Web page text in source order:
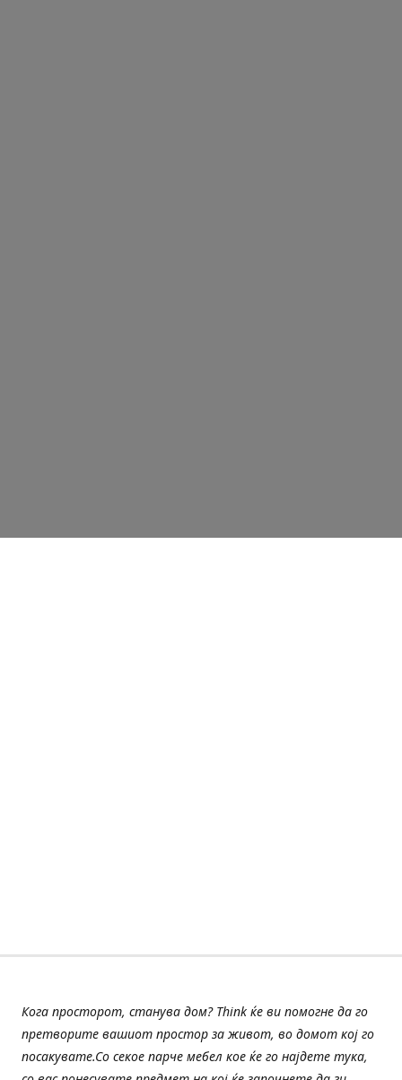
Кога просторот, станува дом? Think ќе ви помогне да го
претворите вашиот простор за живот, во домот кој го
посакувате.Со секое парче мебел кое ќе го најдете тука,